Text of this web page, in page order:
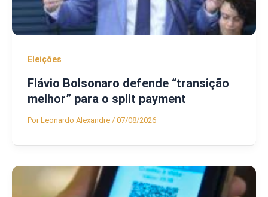
Eleições
Flávio Bolsonaro defende “transição
melhor” para o split payment
PorLeonardo Alexandre / 07/08/2026